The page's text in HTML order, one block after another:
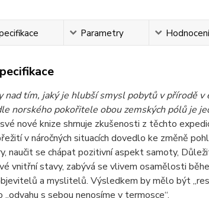
Parametry Hodnocení
nad tím, jaký je hlubší smysl pobytů v přírodě
norského pokořitele obou zemských pólů je
nové knize shrnuje zkušenosti z těchto
v náročných situacích dovedlo ke změně
naučit se chápat pozitivní aspekt samoty,
vnitřní stavy, zabývá se vlivem osamělosti
a myslitelů. Výsledkem by mělo být
s sebou nenosíme v termosce“.